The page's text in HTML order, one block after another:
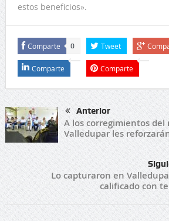
estos beneficios».
Comparte 0 Tweet
Comparte Comparte
Anterior
A los corregimientos del
Valledupar les
Lo capturaron en
calificado con